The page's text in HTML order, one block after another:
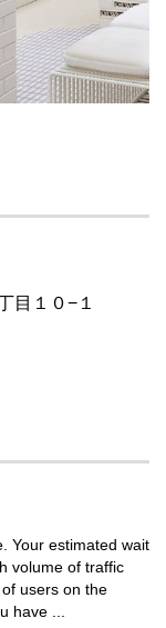
目１０−１
Your estimated wait
volume of traffic
users on the
have ...